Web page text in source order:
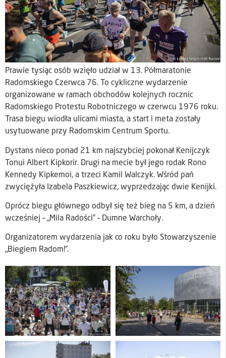
Prawie tysiąc osób wzięło udział w 13. Półmaratonie
Radomskiego Czerwca 76. To cykliczne wydarzenie
organizowane w ramach obchodów kolejnych rocznic
Radomskiego Protestu Robotniczego w czerwcu 1976 roku.
Trasa biegu wiodła ulicami miasta, a start i meta zostały
usytuowane przy Radomskim Centrum Sportu.
Dystans nieco ponad 21 km najszybciej pokonał Kenijczyk
Tonui Albert Kipkorir. Drugi na mecie był jego rodak Rono
Kennedy Kipkemoi, a trzeci Kamil Walczyk. Wśród pań
zwyciężyła Izabela Paszkiewicz, wyprzedzając dwie Kenijki.
Oprócz biegu głównego odbył się też bieg na 5 km, a dzień
wcześniej – „Mila Radości” – Dumne Warchoły.
Organizatorem wydarzenia jak co roku było Stowarzyszenie
„Biegiem Radom!”.